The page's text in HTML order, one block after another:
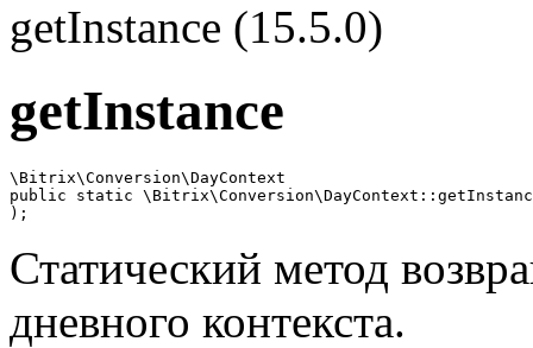
getInstance (15.5.0)
getInstance
\Bitrix\Conversion\DayContext
public static
);
Статический метод
дневного контекста.